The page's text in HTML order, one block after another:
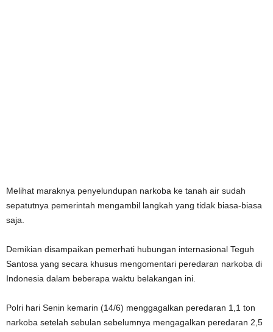
Melihat maraknya penyelundupan narkoba ke tanah air sudah
sepatutnya pemerintah mengambil langkah yang tidak biasa-biasa
saja.
Demikian disampaikan pemerhati hubungan internasional Teguh
Santosa yang secara khusus mengomentari peredaran narkoba di
Indonesia dalam beberapa waktu belakangan ini.
Polri hari Senin kemarin (14/6) menggagalkan peredaran 1,1 ton
narkoba setelah sebulan sebelumnya mengagalkan peredaran 2,5